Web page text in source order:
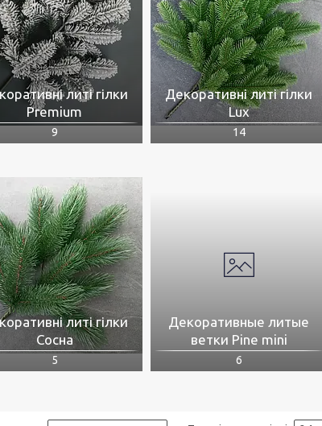
литі гілки
Premium
9
Декоративні литі гілки
Lux
14
литі гілки
Сосна
5
Декоративные литые
ветки Pine mini
6